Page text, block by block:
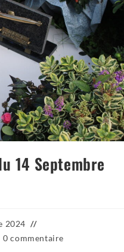
14 Septembre
2024
0 commentaire